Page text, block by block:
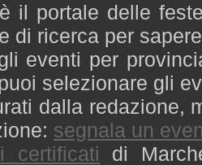
il portale delle
di ricerca per
eventi per
selezionare gli
dalla redazione,
segnala un
certificati di